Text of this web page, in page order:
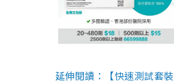
延伸閱讀：【快速測試套